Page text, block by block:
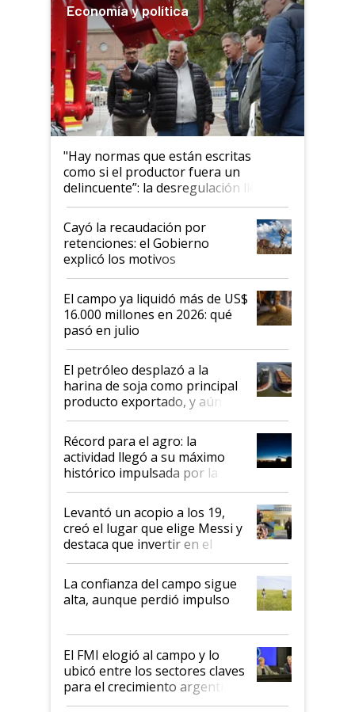
Economía y política
"Hay normas que están escritas
como si el productor fuera un
delincuente”: la desregulación llegó
al Congreso Aapresid y hasta se
habló del financiamiento al IPCVA
Cayó la recaudación por
retenciones: el Gobierno
explicó los motivos
El campo ya liquidó más de US$
16.000 millones en 2026: qué
pasó en julio
El petróleo desplazó a la
harina de soja como principal
producto exportado, y aún así
el agro aportó casi seis de cada
diez dólares y sostuvo el
liderazgo en un semestre
récord
Récord para el agro: la
actividad llegó a su máximo
histórico impulsada por la
cosecha y las exportaciones
Levantó un acopio a los 19,
creó el lugar que elige Messi y
destaca que invertir en el
kirchnerismo era como "darle
plata a un hijo para droga":
Juan Félix Rossetti, el libertario
que de una dura crisis salió
de Milei
La confianza del campo sigue
alta, aunque perdió impulso
El FMI elogió al campo y lo
ubicó entre los sectores claves
para el crecimiento argentino